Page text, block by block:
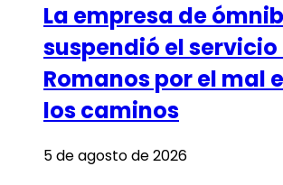
La empresa de
suspendió el servicio
Romanos por el mal
los caminos
5 de agosto de 2026